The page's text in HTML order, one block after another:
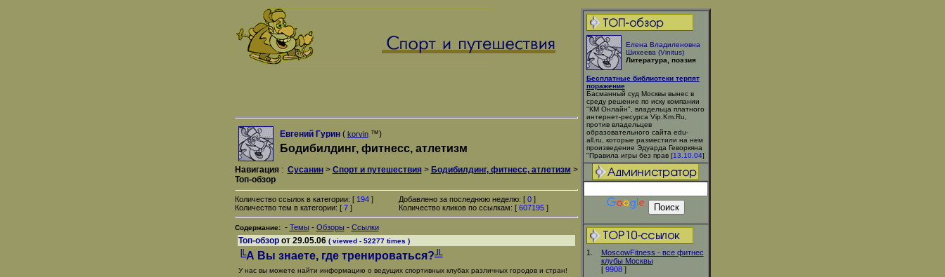
Елена Владиленовна
Шихеева (Vinitus)
Литература, поэзия
Бесплатные библиотеки терпят
поражение
Басманный суд Москвы вынес в
среду решение по иску компании
"КМ Онлайн", владельца платного
интернет-ресурса Vip.Km.Ru,
против владельцев
образовательного сайта edu-
all.ru, которые разместили на нем
произведение Эдуарда Геворкяна
"Правила игры без прав [13.10.04]
1.
MoscowFitness - все фитнес
клубы Москвы
[ 9908]
Евгений Гурин( korvin™)
Бодибилдинг, фитнесс, атлетизм
Навигация: Сусанин> Спорт и путешествия> Бодибилдинг, фитнесс, атлетизм >
Топ-обзор
Количество ссылок в категории: [ 194]
Количество тем в категории: [ 7]
Добавлено за последнюю неделю: [ 0]
Количество кликов по ссылкам: [ 607195]
Содержание: - Темы - Обзоры - Ссылки
Топ-обзор от 29.05.06 ( viewed - 52277 times )
╚А Вы знаете, где тренироваться?╩
У нас вы можете найти информацию о ведущих спортивных клубах различных городов и стран!